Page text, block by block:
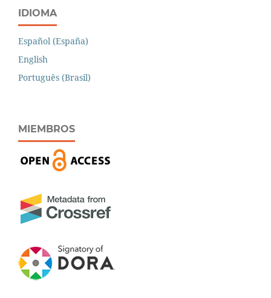
IDIOMA
Español (España)
English
Português (Brasil)
MIEMBROS